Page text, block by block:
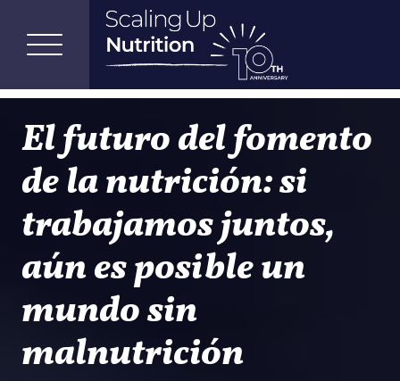
El futuro del fomento
de la nutrición: si
trabajamos juntos,
aún es posible un
mundo sin
malnutrición